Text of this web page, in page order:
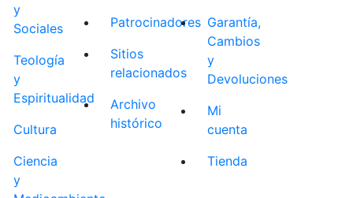
y
Sociales
Teología
y
Espiritualidad
Cultura
Ciencia
y
Patrocinadores
Sitios
relacionados
Archivo
histórico
Garantía,
Cambios
y
Devoluciones
Mi
cuenta
Tienda